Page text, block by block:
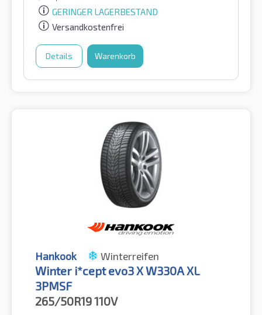
GERINGER LAGERBESTAND
Versandkostenfrei
Details Warenkorb
Hankook Winterreifen
Winter i*cept evo3 X W330A XL
3PMSF
265/50R19110V